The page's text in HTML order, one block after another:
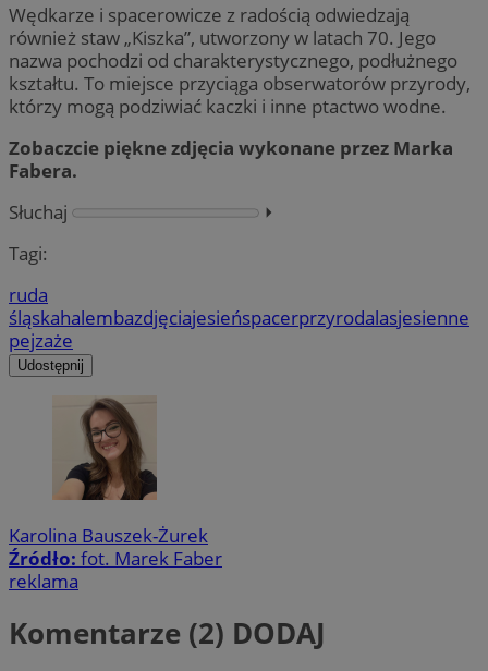
Wędkarze i spacerowicze z radością odwiedzają
również staw „Kiszka”, utworzony w latach 70. Jego
nazwa pochodzi od charakterystycznego, podłużnego
kształtu. To miejsce przyciąga obserwatorów przyrody,
którzy mogą podziwiać kaczki i inne ptactwo wodne.
Zobaczcie piękne zdjęcia wykonane przez Marka
Fabera.
Słuchaj
⏵︎
Tagi:
ruda
śląskahalembazdjęciajesieńspacerprzyrodalasjesienne
pejzaże
Udostępnij
Karolina Bauszek-Żurek
Źródło: fot. Marek Faber
reklama
Komentarze (2) DODAJ